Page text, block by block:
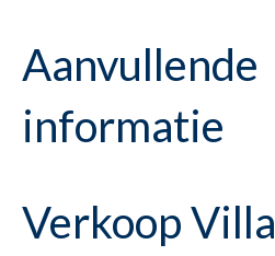
Aanvullende
informatie
Verkoop Villa